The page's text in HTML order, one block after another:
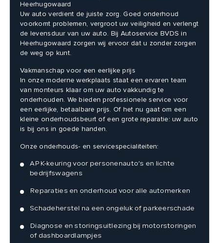
Heerhugowaard
Uw auto verdient de juiste zorg. Goed onderhoud
voorkomt problemen, vergroot uw veiligheid en verlengt
de levensduur van uw auto. Bij Autoservice BVDS in
Heerhugowaard zorgen wij ervoor dat u zonder zorgen
de weg op kunt.
Vakmanschap voor een eerlijke prijs
In onze moderne werkplaats staat een ervaren team
van monteurs klaar om uw auto vakkundig te
onderhouden. We bieden professionele service voor
een eerlijke, betaalbare prijs. Of het nu gaat om een
kleine onderhoudsbeurt of een grote reparatie: uw auto
is bij ons in goede handen.
Onze onderhouds- en servicespecialiteiten:
APK-keuring voor personenauto’s en lichte
bedrijfswagens
Reparaties en onderhoud voor alle automerken
Schadeherstel na een ongeluk of parkeerschade
Diagnose en storingsuitlezing bij motorstoringen
of dashboardlampjes